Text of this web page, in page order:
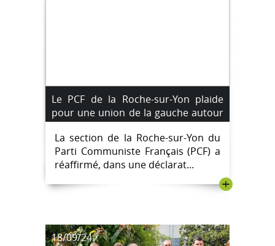
Le PCF de la Roche-sur-Yon plaide
pour une union de la gauche autour
de sept exigences clés pour les
municipales 2026
La section de la Roche-sur-Yon du
Parti Communiste Français (PCF) a
réaffirmé, dans une déclarat...
+
18/09/24